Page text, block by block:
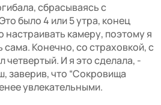
сбрасываясь с
было 4 или 5 утра, конец
камеру, поэтому я
сама. Конечно, со страховкой, с
четвертый. И я это сделала, -
заверив, что “Сокровища
увлекательными.